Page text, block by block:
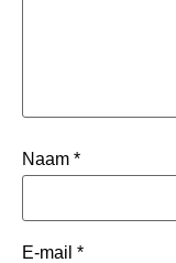
Naam *
E-mail *